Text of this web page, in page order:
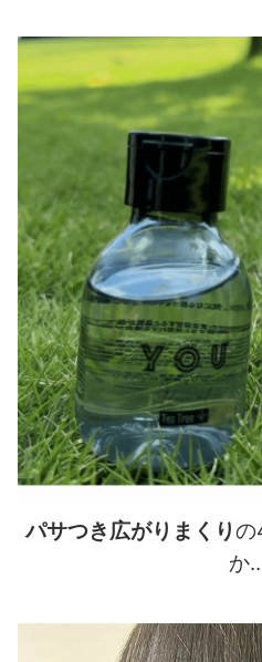
パサつき広がりまくりの
か